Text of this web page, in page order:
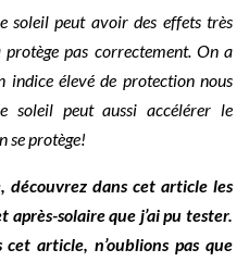
soleil peut avoir des effets très
pas correctement. On a
indice élevé de protection nous
soleil peut aussi accélérer le
se protège!
découvrez dans cet article les
après-solaire que j’ai pu tester.
article, n’oublions pas que